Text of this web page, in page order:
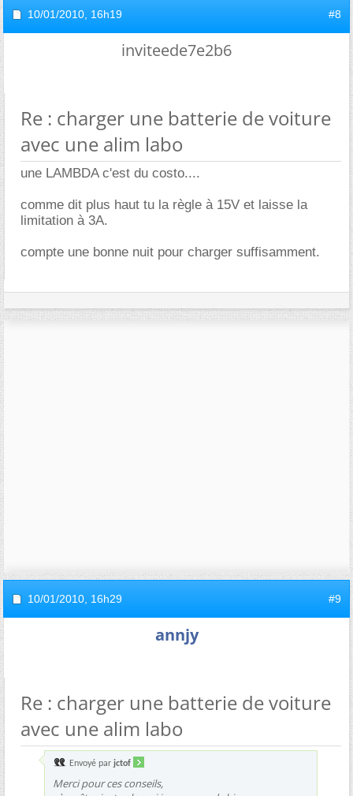
10/01/2010, 16h19 #8
inviteede7e2b6
Re : charger une batterie de voiture
avec une alim labo
une LAMBDA c'est du costo....
comme dit plus haut tu la règle à 15V et laisse la
limitation à 3A.
compte une bonne nuit pour charger suffisamment.
10/01/2010, 16h29 #9
annjy
Re : charger une batterie de voiture
avec une alim labo
Envoyé par jctof
Merci pour ces conseils,